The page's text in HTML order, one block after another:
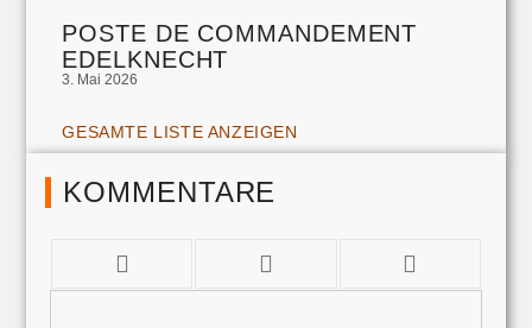
POSTE DE COMMANDEMENT
EDELKNECHT
3. Mai 2026
GESAMTE LISTE ANZEIGEN
KOMMENTARE